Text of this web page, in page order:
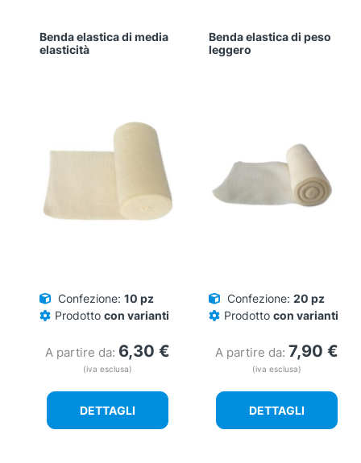
Benda elastica di media
elasticità
Confezione: 10 pz
Prodotto con varianti
A partire da: 6,30 €
(iva esclusa)
DETTAGLI
Benda elastica di peso
leggero
Confezione: 20 pz
Prodotto con varianti
A partire da: 7,90 €
(iva esclusa)
DETTAGLI